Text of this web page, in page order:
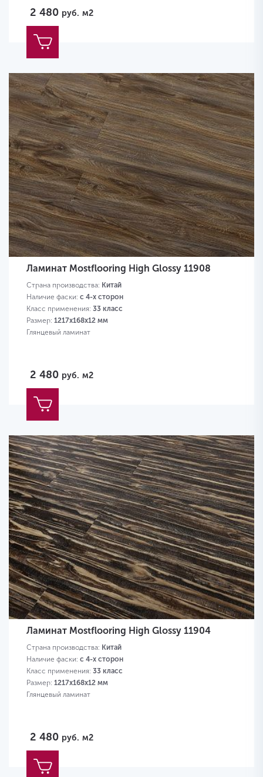
2 480 руб. м2
Ламинат Mostflooring High Glossy 11908
Страна производства: Китай
Наличие фаски: с 4-х сторон
Класс применения: 33 класс
Размер: 1217х168х12 мм
Глянцевый ламинат
2 480 руб. м2
Ламинат Mostflooring High Glossy 11904
Страна производства: Китай
Наличие фаски: с 4-х сторон
Класс применения: 33 класс
Размер: 1217х168х12 мм
Глянцевый ламинат
2 480 руб. м2